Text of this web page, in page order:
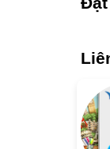
Số
Họ và